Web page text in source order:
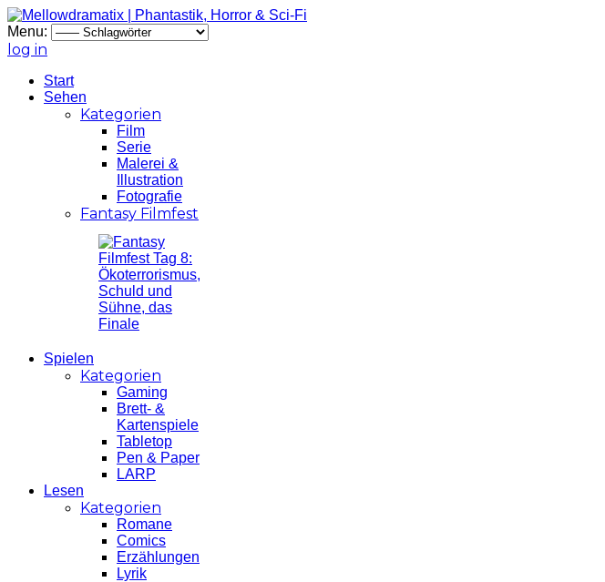
Menu:
log in
Start
Sehen
Kategorien
Film
Serie
Malerei &
Illustration
Fotografie
Fantasy Filmfest
Spielen
Kategorien
Gaming
Brett- &
Kartenspiele
Tabletop
Pen & Paper
LARP
Lesen
Kategorien
Romane
Comics
Erzählungen
Lyrik